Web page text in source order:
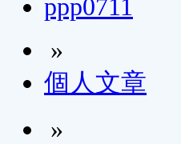
ppp0711
»
個人文章
»